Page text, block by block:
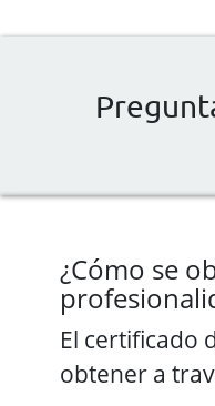
¿Cómo se
El certificado
obtener a